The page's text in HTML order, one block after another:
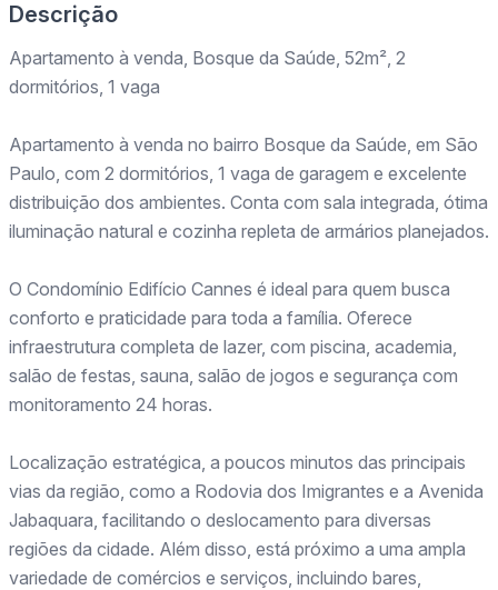
Descrição
Apartamento à venda, Bosque da Saúde, 52m², 2
dormitórios, 1 vaga
Apartamento à venda no bairro Bosque da Saúde, em São
Paulo, com 2 dormitórios, 1 vaga de garagem e excelente
distribuição dos ambientes. Conta com sala integrada, ótima
iluminação natural e cozinha repleta de armários planejados.
O Condomínio Edifício Cannes é ideal para quem busca
conforto e praticidade para toda a família. Oferece
infraestrutura completa de lazer, com piscina, academia,
salão de festas, sauna, salão de jogos e segurança com
monitoramento 24 horas.
Localização estratégica, a poucos minutos das principais
vias da região, como a Rodovia dos Imigrantes e a Avenida
Jabaquara, facilitando o deslocamento para diversas
regiões da cidade. Além disso, está próximo a uma ampla
variedade de comércios e serviços, incluindo bares,